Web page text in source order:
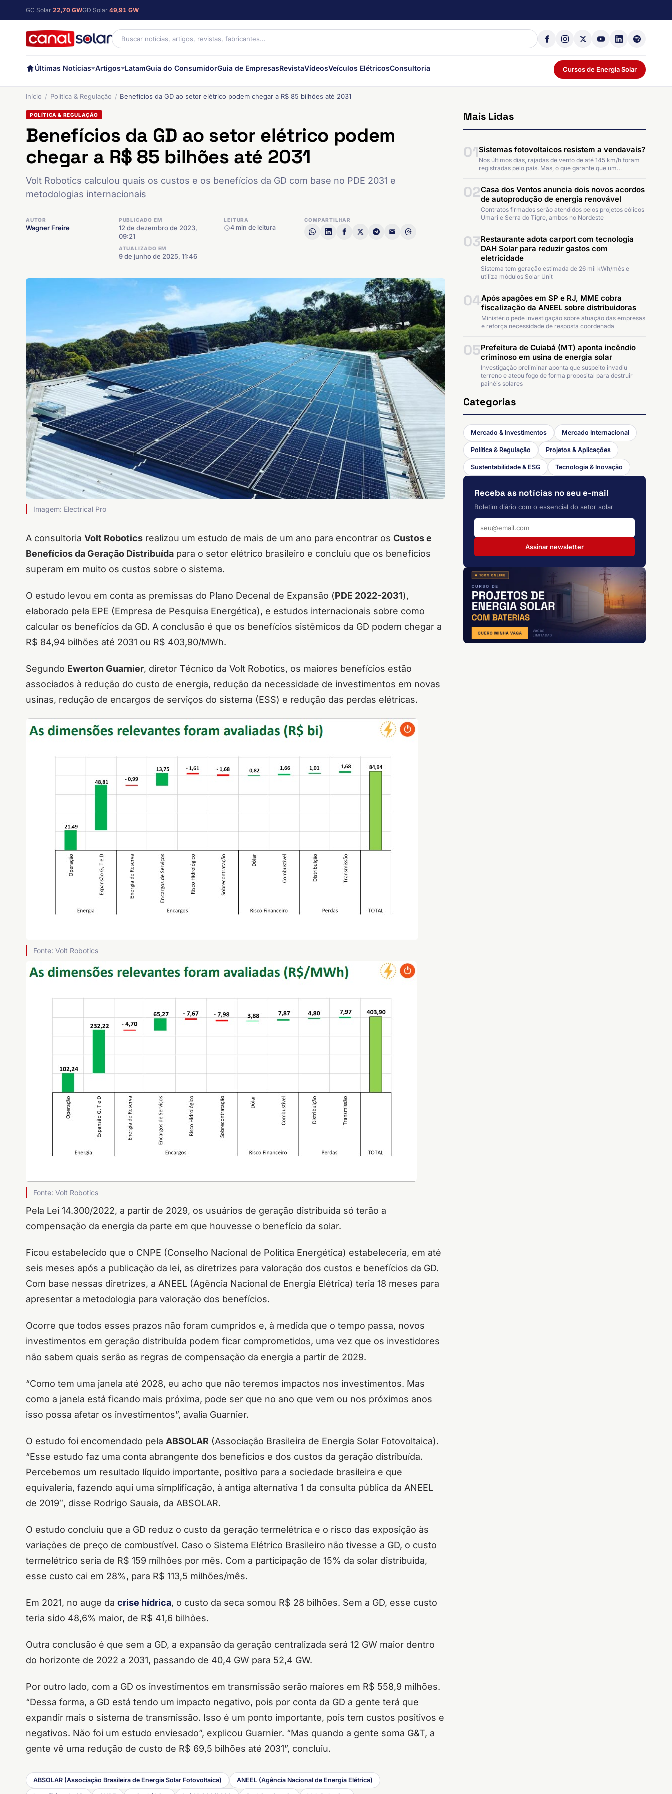
GC Solar 22,70 GWGD Solar 49,91 GW
Últimas Notícias Artigos LatamGuia do ConsumidorGuia de EmpresasRevistaVídeosVeículos ElétricosConsultoria Cursos de Energia Solar
Início Política & Regulação Benefícios da GD ao setor elétrico podem chegar a R$ 85 bilhões até 2031
POLÍTICA & REGULAÇÃO
Benefícios da GD ao setor elétrico podem
chegar a R$ 85 bilhões até 2031
Volt Robotics calculou quais os custos e os benefícios da GD com base no PDE 2031 e
metodologias internacionais
AUTOR
Wagner Freire
PUBLICADO EM
12 de dezembro de 2023,
09:21
ATUALIZADO EM
9 de junho de 2025, 11:46
LEITURA
4 min de leitura
COMPARTILHAR
Imagem: Electrical Pro
A consultoria Volt Robotics realizou um estudo de mais de um ano para encontrar os Custos e
Benefícios da Geração Distribuída para o setor elétrico brasileiro e concluiu que os benefícios
superam em muito os custos sobre o sistema.
O estudo levou em conta as premissas do Plano Decenal de Expansão (PDE 2022-2031),
elaborado pela EPE (Empresa de Pesquisa Energética), e estudos internacionais sobre como
calcular os benefícios da GD. A conclusão é que os benefícios sistêmicos da GD podem chegar a
R$ 84,94 bilhões até 2031 ou R$ 403,90/MWh.
Segundo Ewerton Guarnier, diretor Técnico da Volt Robotics, os maiores benefícios estão
associados à redução do custo de energia, redução da necessidade de investimentos em novas
usinas, redução de encargos de serviços do sistema (ESS) e redução das perdas elétricas.
Fonte: Volt Robotics
Fonte: Volt Robotics
Pela Lei 14.300/2022, a partir de 2029, os usuários de geração distribuída só terão a
compensação da energia da parte em que houvesse o benefício da solar.
Ficou estabelecido que o CNPE (Conselho Nacional de Política Energética) estabeleceria, em até
seis meses após a publicação da lei, as diretrizes para valoração dos custos e benefícios da GD.
Com base nessas diretrizes, a ANEEL (Agência Nacional de Energia Elétrica) teria 18 meses para
apresentar a metodologia para valoração dos benefícios.
Ocorre que todos esses prazos não foram cumpridos e, à medida que o tempo passa, novos
investimentos em geração distribuída podem ficar comprometidos, uma vez que os investidores
não sabem quais serão as regras de compensação da energia a partir de 2029.
“Como tem uma janela até 2028, eu acho que não teremos impactos nos investimentos. Mas
como a janela está ficando mais próxima, pode ser que no ano que vem ou nos próximos anos
isso possa afetar os investimentos”, avalia Guarnier.
O estudo foi encomendado pela ABSOLAR (Associação Brasileira de Energia Solar Fotovoltaica).
“Esse estudo faz uma conta abrangente dos benefícios e dos custos da geração distribuída.
Percebemos um resultado líquido importante, positivo para a sociedade brasileira e que
equivaleria, fazendo aqui uma simplificação, à antiga alternativa 1 da consulta pública da ANEEL
de 2019″, disse Rodrigo Sauaia, da ABSOLAR.
O estudo concluiu que a GD reduz o custo da geração termelétrica e o risco das exposição às
variações de preço de combustível. Caso o Sistema Elétrico Brasileiro não tivesse a GD, o custo
termelétrico seria de R$ 159 milhões por mês. Com a participação de 15% da solar distribuída,
esse custo cai em 28%, para R$ 113,5 milhões/mês.
Em 2021, no auge da crise hídrica, o custo da seca somou R$ 28 bilhões. Sem a GD, esse custo
teria sido 48,6% maior, de R$ 41,6 bilhões.
Outra conclusão é que sem a GD, a expansão da geração centralizada será 12 GW maior dentro
do horizonte de 2022 a 2031, passando de 40,4 GW para 52,4 GW.
Por outro lado, com a GD os investimentos em transmissão serão maiores em R$ 558,9 milhões.
“Dessa forma, a GD está tendo um impacto negativo, pois por conta da GD a gente terá que
expandir mais o sistema de transmissão. Isso é um ponto importante, pois tem custos positivos e
negativos. Não foi um estudo enviesado”, explicou Guarnier. “Mas quando a gente soma G&T, a
gente vê uma redução de custo de R$ 69,5 bilhões até 2031”, concluiu.
ABSOLAR (Associação Brasileira de Energia Solar Fotovoltaica) ANEEL (Agência Nacional de Energia Elétrica)
Mais Lidas
01Sistemas fotovoltaicos resistem a vendavais?
Nos últimos dias, rajadas de vento de até 145 km/h foram
registradas pelo país. Mas, o que garante que um…
02Casa dos Ventos anuncia dois novos acordos
de autoprodução de energia renovável
Contratos firmados serão atendidos pelos projetos eólicos
Umari e Serra do Tigre, ambos no Nordeste
03Restaurante adota carport com tecnologia
DAH Solar para reduzir gastos com
eletricidade
Sistema tem geração estimada de 26 mil kWh/mês e
utiliza módulos Solar Unit
04Após apagões em SP e RJ, MME cobra
fiscalização da ANEEL sobre distribuidoras
Ministério pede investigação sobre atuação das empresas
e reforça necessidade de resposta coordenada
05Prefeitura de Cuiabá (MT) aponta incêndio
criminoso em usina de energia solar
Investigação preliminar aponta que suspeito invadiu
terreno e ateou fogo de forma proposital para destruir
painéis solares
Categorias
Mercado & Investimentos Mercado Internacional
Política & Regulação Projetos & Aplicações
Sustentabilidade & ESG Tecnologia & Inovação
Receba as notícias no seu e-mail
Boletim diário com o essencial do setor solar
Assinar newsletter